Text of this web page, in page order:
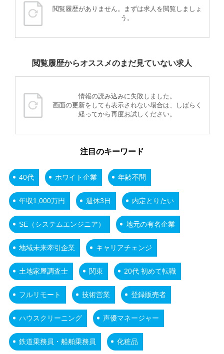
閲覧履歴がありません。まずは求人を閲覧しましょ
う。
閲覧履歴からオススメのまだ見ていない求人
情報の読み込みに失敗しました。
画面の更新をしても表示されない場合は、しばらく
経ってから再度お試しください。
注目のキーワード
40代 ホワイト企業 年齢不問
年収1,000万円 週休3日 内定とりたい
SE（システムエンジニア） 地元の有名企業
地域未来牽引企業 キャリアチェンジ
土地家屋調査士 関東 20代 初めて転職
フルリモート 技術営業 登録販売者
ハウスクリーニング 声優マネージャー
鉄道乗務員・船舶乗務員 化粧品